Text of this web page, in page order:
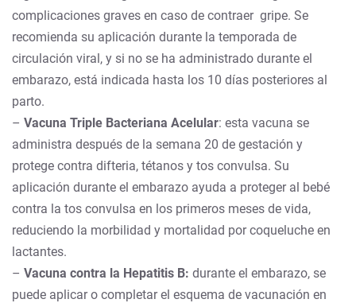
complicaciones graves en caso de contraer gripe. Se
recomienda su aplicación durante la temporada de
circulación viral, y si no se ha administrado durante el
embarazo, está indicada hasta los 10 días posteriores al
parto.
– Vacuna Triple Bacteriana Acelular: esta vacuna se
administra después de la semana 20 de gestación y
protege contra difteria, tétanos y tos convulsa. Su
aplicación durante el embarazo ayuda a proteger al bebé
contra la tos convulsa en los primeros meses de vida,
reduciendo la morbilidad y mortalidad por coqueluche en
lactantes.
– Vacuna contra la Hepatitis B: durante el embarazo, se
puede aplicar o completar el esquema de vacunación en